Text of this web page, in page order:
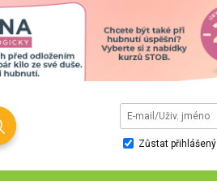
Zůstat přihlášený